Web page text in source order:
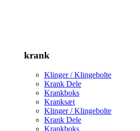
krank
Klinger / Klingebolte
Krank Dele
Krankboks
Kranksæt
Klinger / Klingebolte
Krank Dele
Krankboks